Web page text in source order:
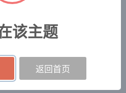
该主题
返回首页